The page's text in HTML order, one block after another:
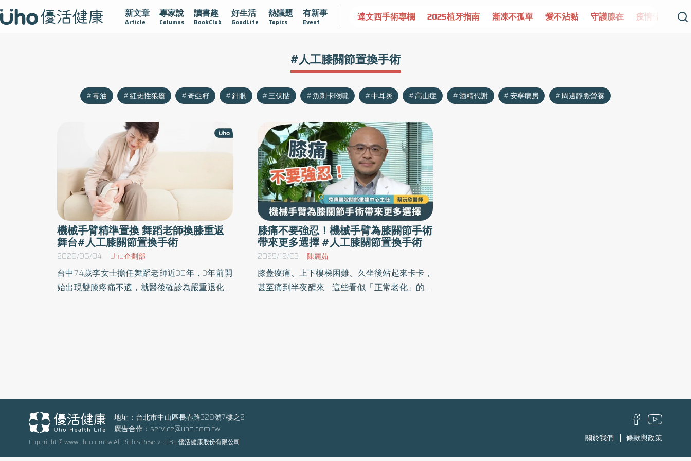
新文章
Article
專家說
Columns
讀書趣
BookClub
好生活
GoodLife
熱議題
Topics
有新事
Event
黏 守護腺在 疫情保衛戰 再生醫學 愛的未來視 認識攝護腺肥大 守護骨骼健康 達文西手術專欄 2025植牙指南 漸凍不孤單 愛不沾黏 守護腺在 疫情保衛戰
#人工膝關節置換手術
毒油 紅斑性狼瘡 奇亞籽 針眼 三伏貼 魚刺卡喉嚨 中耳炎 高山症 酒精代謝 安寧病房 周邊靜脈營養
機械手臂精準置換 舞蹈老師換膝重返
舞台#人工膝關節置換手術
2026/06/04 Uho企劃部
台中74歲李女士擔任舞蹈老師近30年，3年前開
始出現雙膝疼痛不適，就醫後確診為嚴重退化性
術。術後隔天，李女士即能下床行走；術後一個
半月恢復日常活動，兩個月後更重返舞台，再度
翩翩起舞，重新找回熱愛的舞蹈人生。 臺中榮總
骨科部曾崇育主任表示，李女士初次就醫時，X
膝痛不要強忍！機械手臂為膝關節手術
帶來更多選擇 #人工膝關節置換手術
2025/12/03 陳麗茹
膝蓋痠痛、上下樓梯困難、久坐後站起來卡卡，
甚至痛到半夜醒來—這些看似「正常老化」的症
地址：台北市中山區長春路328號7樓之2
廣告合作： service@uho.com.tw
關於我們
條款與政策
Copyright © www.uho.com.tw All Rights Reserved By 優活健康股份有限公司